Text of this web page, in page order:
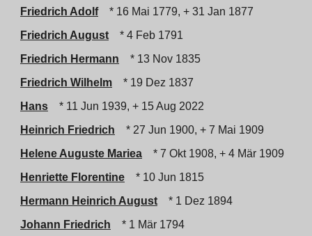
Friedrich Adolf
* 16 Mai 1779, + 31 Jan 1877
Friedrich August
* 4 Feb 1791
Friedrich Hermann
* 13 Nov 1835
Friedrich Wilhelm
* 19 Dez 1837
Hans
* 11 Jun 1939, + 15 Aug 2022
Heinrich Friedrich
* 27 Jun 1900, + 7 Mai 1909
Helene Auguste Mariea
* 7 Okt 1908, + 4 Mär 1909
Henriette Florentine
* 10 Jun 1815
Hermann Heinrich August
* 1 Dez 1894
Johann Friedrich
* 1 Mär 1794